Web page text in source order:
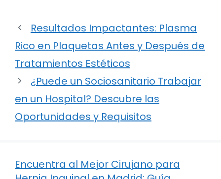
Resultados Impactantes: Plasma
Rico en Plaquetas Antes y Después de
Tratamientos Estéticos
¿Puede un Sociosanitario Trabajar
en un Hospital? Descubre las
Oportunidades y Requisitos
Encuentra al Mejor Cirujano para